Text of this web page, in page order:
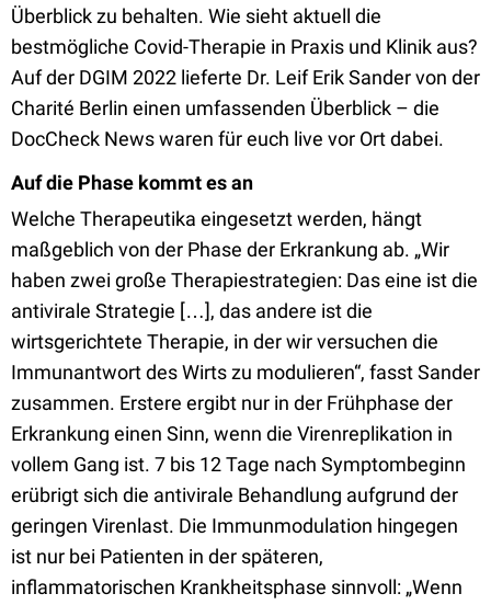
Überblick zu behalten. Wie sieht aktuell die
bestmögliche Covid-Therapie in Praxis und Klinik aus?
Auf der DGIM 2022 lieferte Dr. Leif Erik Sander von der
Charité Berlin einen umfassenden Überblick – die
DocCheck News waren für euch live vor Ort dabei.
Auf die Phase kommt es an
Welche Therapeutika eingesetzt werden, hängt
maßgeblich von der Phase der Erkrankung ab. „Wir
haben zwei große Therapiestrategien: Das eine ist die
antivirale Strategie […], das andere ist die
wirtsgerichtete Therapie, in der wir versuchen die
Immunantwort des Wirts zu modulieren“, fasst Sander
zusammen. Erstere ergibt nur in der Frühphase der
Erkrankung einen Sinn, wenn die Virenreplikation in
vollem Gang ist. 7 bis 12 Tage nach Symptombeginn
erübrigt sich die antivirale Behandlung aufgrund der
geringen Virenlast. Die Immunmodulation hingegen
ist nur bei Patienten in der späteren,
inflammatorischen Krankheitsphase sinnvoll: „Wenn